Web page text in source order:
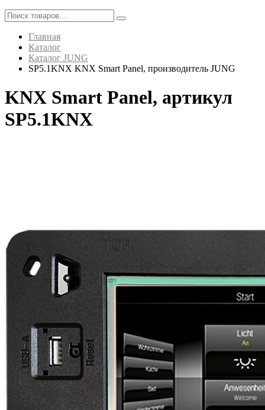
Главная
Каталог
Каталог JUNG
SP5.1KNX KNX Smart Panel, производитель JUNG
KNX Smart Panel, артикул
SP5.1KNX